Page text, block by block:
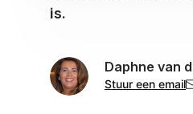
is.
Daphne van
Stuur een email